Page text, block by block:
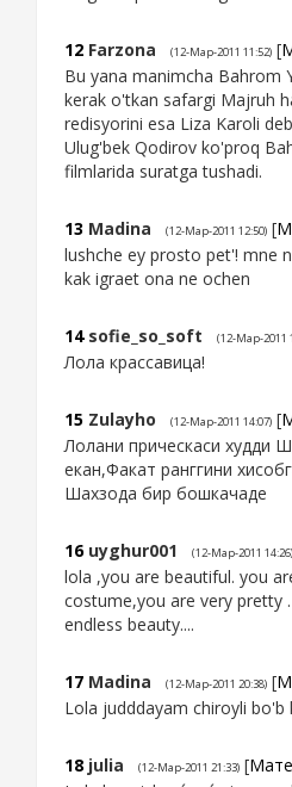
12 Farzona (12-Мар-2011 11:52) [
Bu yana manimcha Bahrom
kerak o'tkan safargi Majruh
redisyorini esa Liza Karoli
Ulug'bek Qodirov ko'proq
filmlarida suratga tushadi.
13 Madina (12-Мар-2011 12:50) [
lushche ey prosto pet'! mne
kak igraet ona ne ochen
14 sofie_so_soft (12-Мар-2011
Лола крассавица!
15 Zulayho (12-Мар-2011 14:07) [
Лолани прическаси худди
екан,Факат ранггини
Шахзода бир бошкачаде
16 uyghur001 (12-Мар-2011 14:26)
lola ,you are beautiful. you
costume,you are very pretty
endless beauty....
17 Madina (12-Мар-2011 20:38) [
Lola judddayam chiroyli bo'b
18 julia (12-Мар-2011 21:33) [